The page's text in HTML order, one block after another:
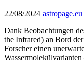
22/08/2024 astropage.eu
Dank Beobachtungen
the Infrared) an Bord
Forscher einen